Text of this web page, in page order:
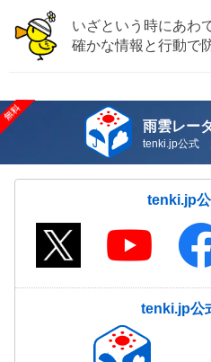
いざという時にあわ
確かな情報と行動で
雨雲レー
tenki.jp公式
tenki.jp
tenki.jp公